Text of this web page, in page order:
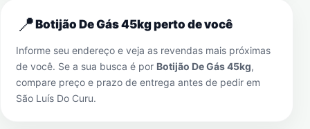
📍Botijão De Gás 45kg perto de você
Informe seu endereço e veja as revendas mais próximas
de você. Se a sua busca é por Botijão De Gás 45kg,
compare preço e prazo de entrega antes de pedir em
São Luís Do Curu.